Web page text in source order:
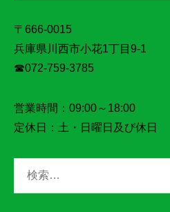
〒666-0015
兵庫県川西市小花1丁目9‐1
☎072‐759‐3785
営業時間：09:00～18:00
定休日：土・日曜日及び休日
対